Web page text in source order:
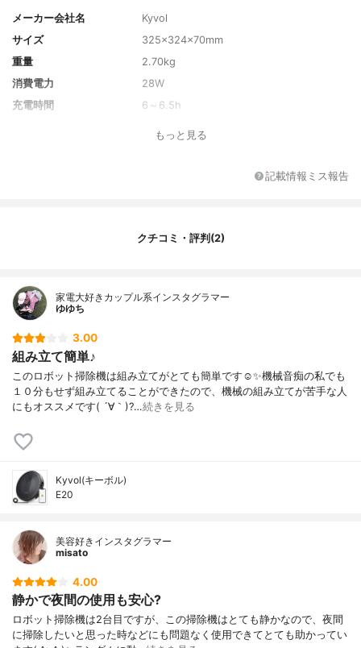
メーカー会社名
Kyvol
サイズ
325×324×70mm
重量
2.70kg
消費電力
28W
充電時間
6～6.5h
0.6L
騒音値
カラー展開
その他の機能
Fi対応）、スケジュール機能、落下防止機
能
もっと見る
記載情報ミス報告
クチコミ・評判(2)
家電大好きカップル系インスタグラマー
ゆゆち
3.00
組み立て簡単♪
このロボット掃除機は組み立てがとても簡単です☺️✨機械音痴の私でも
１０分もせず組み立てることができたので、機械の組み立てが苦手な人
にもオススメです( ´∀｀)?…続きを見る
Kyvol(キーボル)
E20
美容好きインスタグラマー
misato
4.00
静かで夜間の使用も安心?
ロボット掃除機は2台目ですが、この掃除機はとても静かなので、夜間
に掃除したいと思った時などにも問題なく使用できてとても助かってい